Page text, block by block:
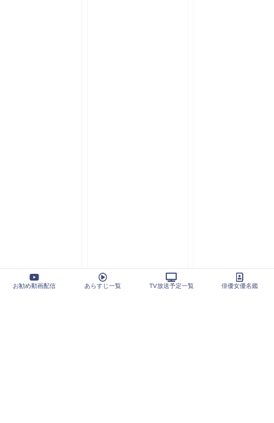
お勧め動画配信 あらすじ一覧 TV放送予定一覧 俳優女優名鑑